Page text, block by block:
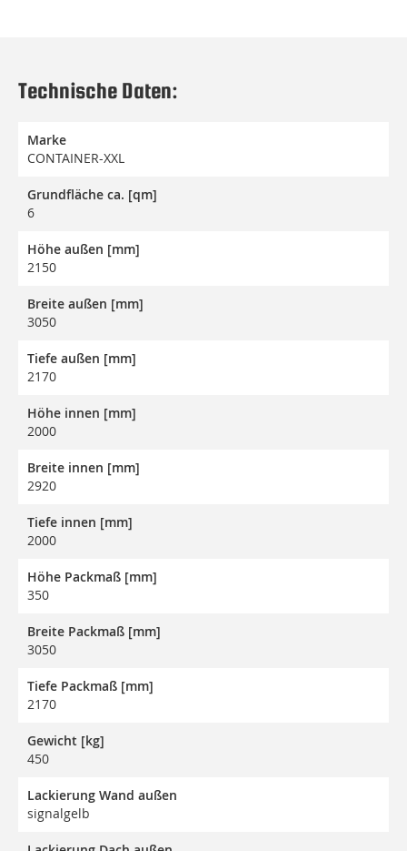
Technische Daten:
Marke
CONTAINER-XXL
Grundfläche ca. [qm]
6
Höhe außen [mm]
2150
Breite außen [mm]
3050
Tiefe außen [mm]
2170
Höhe innen [mm]
2000
Breite innen [mm]
2920
Tiefe innen [mm]
2000
Höhe Packmaß [mm]
350
Breite Packmaß [mm]
3050
Tiefe Packmaß [mm]
2170
Gewicht [kg]
450
Lackierung Wand außen
signalgelb